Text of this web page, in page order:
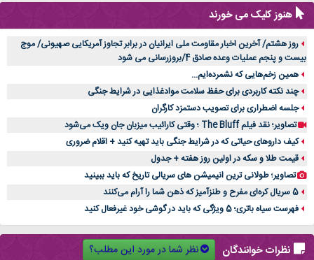
هنوز کلیک می خورند
روز هشتم/ آخرین اخبار مقاومت ملی ایرانیان در برابر تجاوز آمریکایی صهیونی/ موج
بیست و پنجم عملیات وعده صادق 4/بروزرسانی می شود
همین زخم‌هایی که نشمرده‌ایم...
چند نکته کاربردی برای حفظ سلامت موادغذایی در شرایط جنگی
جلسه اضطراری برای تصویب دستمزد کارگران
تصاویر؛ نقد فیلم The Bluff ؛ وقتی کارائیب میزبان جان ویک می‌شود
کیف داروهای حیاتی که در شرایط جنگی باید تهیه کنید + اقلام ضروری
قیمت طلا و سکه در اولین روز هفته + جدول
تصاویر؛ طولانی ترین انیمیشن های سریالی تاریخ که باید ببینید
5 سریال کره‌ای مفرح و طنزآمیز که ذهن شما را آرام می‌کنند
فهرست سیاه باتری؛ 5 ویژگی که باید در گوشی خود غیرفعال کنید
نظرات خوانندگان
نظر شما در مورد این مطلب؟